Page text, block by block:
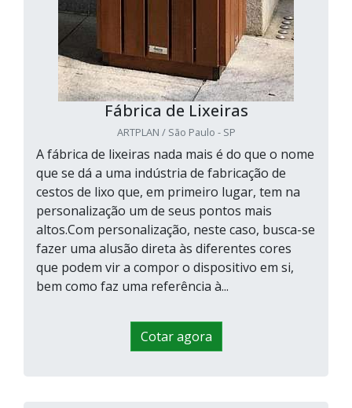
Fábrica de Lixeiras
ARTPLAN / São Paulo - SP
A fábrica de lixeiras nada mais é do que o nome
que se dá a uma indústria de fabricação de
cestos de lixo que, em primeiro lugar, tem na
personalização um de seus pontos mais
altos.Com personalização, neste caso, busca-se
fazer uma alusão direta às diferentes cores
que podem vir a compor o dispositivo em si,
bem como faz uma referência à...
Cotar agora